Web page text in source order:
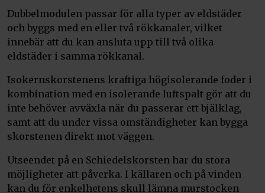
Dubbelmodulen passar för alla typer av eldstäder
och byggs med en eller två rökkanaler, vilket
innebär att du kan ansluta upp till två olika
eldstäder i samma rökkanal.
Isokernskorstenens kraftiga högisolerande foder i
kombination med en isolerande luftspalt gör att du
inte behöver avväxla när du passerar ett bjälklag,
samt att du under vissa omständigheter kan bygga
skorstenen direkt mot väggen.
Utseendet på en Schiedelskorsten har du stora
möjligheter att påverka. I källaren och på vinden
kan du för enkelhetens skull lämna murstocken